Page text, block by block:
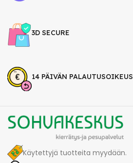
3D SECURE
14 PÄIVÄN PALAUTUSOIKEUS
Käytettyjä tuotteita myydään.